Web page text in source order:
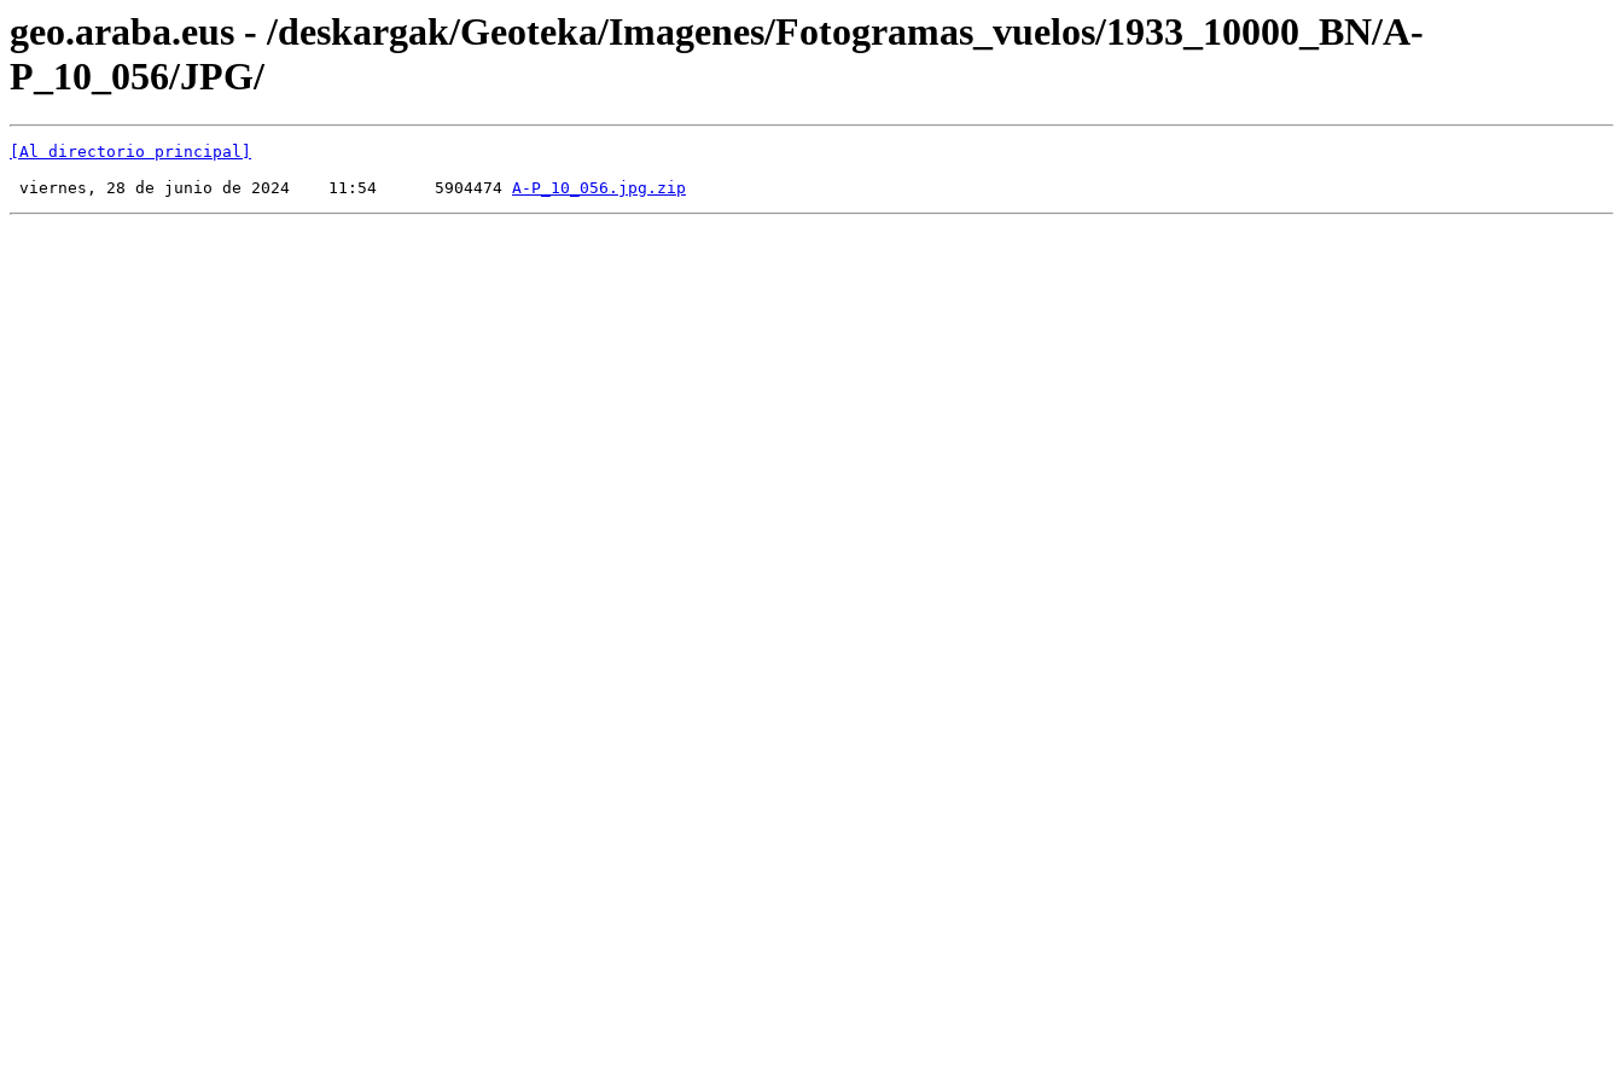
geo.araba.eus - /deskargak/Geoteka/Imagenes/Fotogramas_vuelos/1933_10000_BN/A-
P_10_056/JPG/
[Al directorio principal]
viernes, 28 de junio de 2024    11:54      5904474 A-P_10_056.jpg.zip